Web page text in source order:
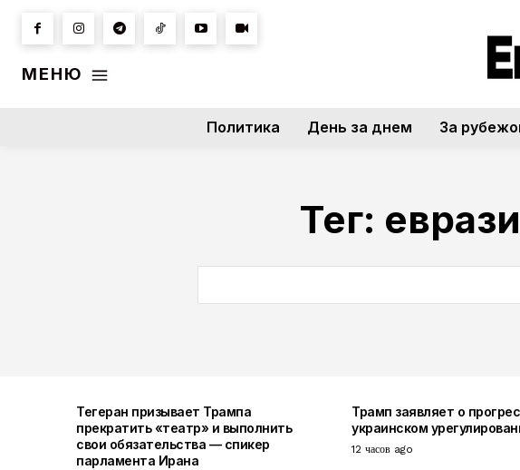
МЕНЮ
Политика День за днем За
Тег:
Тегеран призывает Трампа
прекратить «театр» и выполнить
свои обязательства — спикер
парламента Ирана
Трамп заявляет о
украинском
12 часов ago